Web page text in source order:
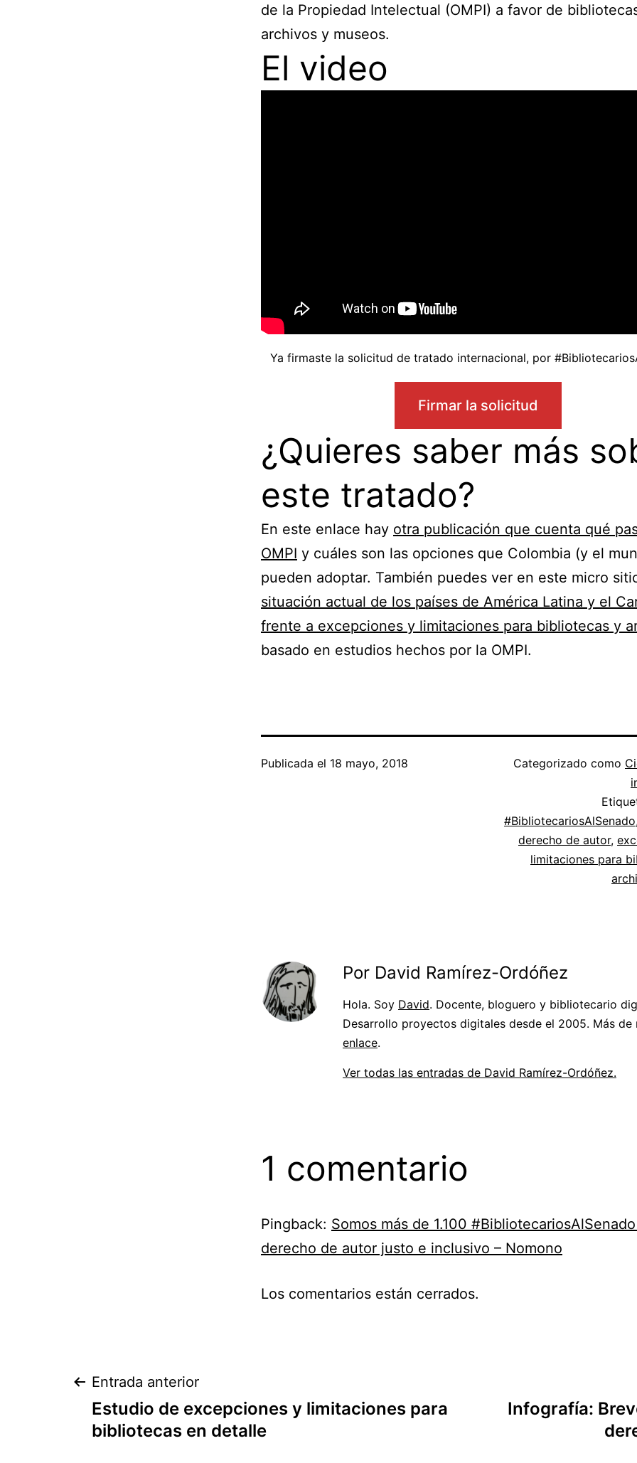
de la Propiedad Intelectual (OMPI) a favor de
archivos y museos.
El video
Ya firmaste la solicitud de tratado internacional, por
Firmar la solicitud
¿Quieres saber más
este tratado?
En este enlace hay otra publicación que cuenta qué
OMPI y cuáles son las opciones que Colombia (y el
pueden adoptar. También puedes ver en este micro
situación actual de los países de América Latina y el
frente a excepciones y limitaciones para bibliotecas y
basado en estudios hechos por la OMPI.
Publicada el 18 mayo, 2018 Categorizado como
#BibliotecariosAlSenado
derecho de autor,
limitaciones para
Por David Ramírez-Ordóñez
Hola. Soy David. Docente, bloguero y bibliotecario
Desarrollo proyectos digitales desde el 2005. Más de
enlace.
Ver todas las entradas de David Ramírez-Ordóñez.
1 comentario
Pingback: Somos más de 1.100
derecho de autor justo e inclusivo – Nomono
Los comentarios están cerrados.
Navegación
de
Entrada anterior
Estudio de excepciones y limitaciones para
bibliotecas en detalle
Infografía: